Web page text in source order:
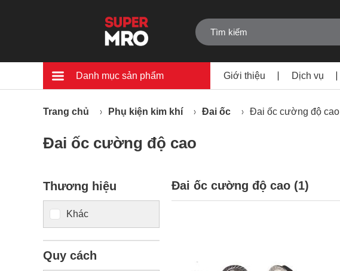
Danh mục sản phẩm Giới thiệu Dịch vụ
Trang chủ Phụ kiện kim khí Đai ốc Đai ốc cường độ cao
Đai ốc cường độ cao
Thương hiệu
Khác
Quy cách
Đai ốc cường độ cao (1)